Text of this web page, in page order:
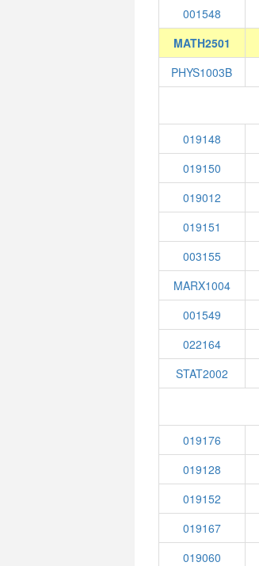
001548
MATH2501
PHYS1003B
019148
019150
019012
019151
003155
MARX1004
001549
022164
STAT2002
019176
019128
019152
019167
019060